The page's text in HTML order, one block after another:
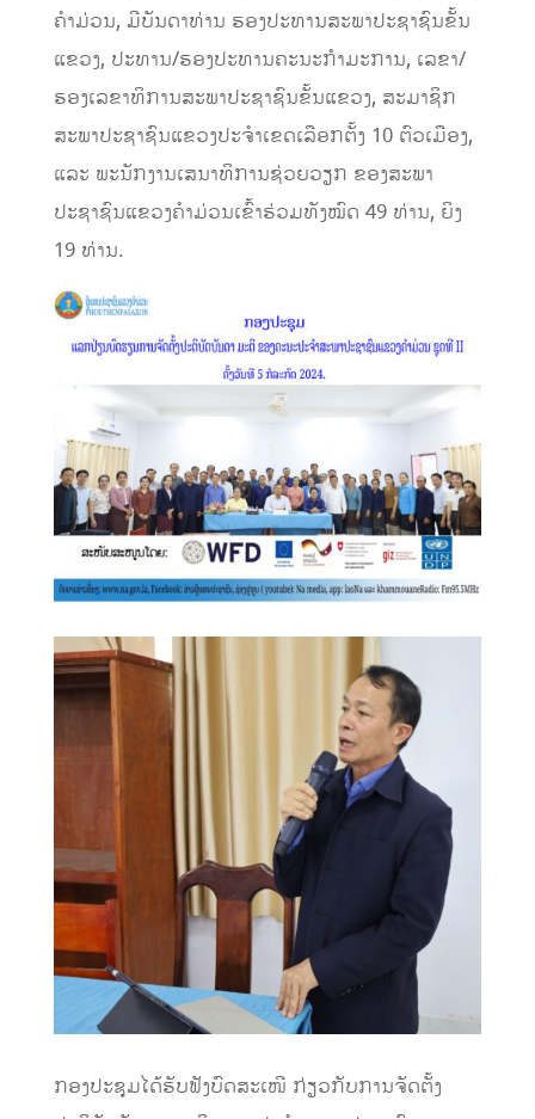
ຄໍາມ່ວນ, ມີບັນດາທ່ານ ຮອງປະທານສະພາປະຊາຊົນຂັ້ນ
ແຂວງ, ປະທານ/ຮອງປະທານຄະນະກຳມະການ, ເລຂາ/
ຮອງເລຂາທິການສະພາປະຊາຊົນຂັ້ນແຂວງ, ສະມາຊິກ
ສະພາປະຊາຊົນແຂວງປະຈໍາເຂດເລືອກຕັ້ງ 10 ຕົວເມືອງ,
ແລະ ພະນັກງານເສນາທິການຊ່ວຍວຽກ ຂອງສະພາ
ປະຊາຊົນແຂວງຄໍາມ່ວນເຂົ້າຮ່ວມທັງໝົດ 49 ທ່ານ, ຍິງ
19 ທ່ານ.
ກອງປະຊຸມໄດ້ຮັບຟັງບົດສະເໜີ ກ່ຽວກັບການຈັດຕັ້ງ